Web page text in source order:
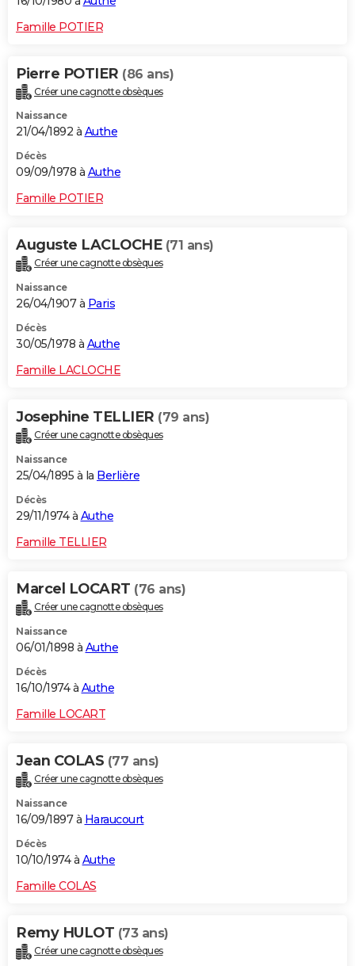
Famille POTIER
Pierre POTIER (86 ans)
Créer une cagnotte obsèques
Naissance
21/04/1892 à Authe
Décès
09/09/1978 à Authe
Famille POTIER
Auguste LACLOCHE (71 ans)
Créer une cagnotte obsèques
Naissance
26/04/1907 à Paris
Décès
30/05/1978 à Authe
Famille LACLOCHE
Josephine TELLIER (79 ans)
Créer une cagnotte obsèques
Naissance
25/04/1895 à la Berlière
Décès
29/11/1974 à Authe
Famille TELLIER
Marcel LOCART (76 ans)
Créer une cagnotte obsèques
Naissance
06/01/1898 à Authe
Décès
16/10/1974 à Authe
Famille LOCART
Jean COLAS (77 ans)
Créer une cagnotte obsèques
Naissance
16/09/1897 à Haraucourt
Décès
10/10/1974 à Authe
Famille COLAS
Remy HULOT (73 ans)
Créer une cagnotte obsèques